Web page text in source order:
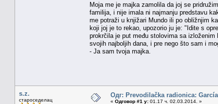
Moja me je majka zamolila da joj se
familija, i nije imala ni najmanju predstavu
me potraži u knjižari Mundo ili po obližnjim
koji joj je to rekao, upozorio ju je: "Idite s
prokrčila je put među stolovima sa
svojih najboljih dana, i pre nego što sam i
- Ja sam tvoja majka.
s.z.
староседелац
Одг: Prevodilačka radionica:
« Одговор #1 у: 01.17 ч. 02.03.2014. »